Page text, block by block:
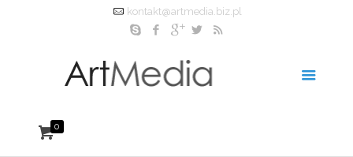
kontakt@artmedia.biz.pl
0